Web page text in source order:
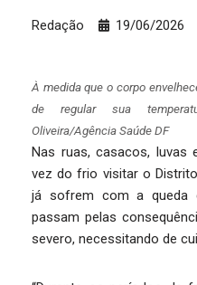
Redação 19/06/2026
À medida que o corpo
de regular sua
Oliveira/Agência Saúde DF
Nas ruas, casacos, luvas
vez do frio visitar o
já sofrem com a queda
passam pelas
severo, necessitando de